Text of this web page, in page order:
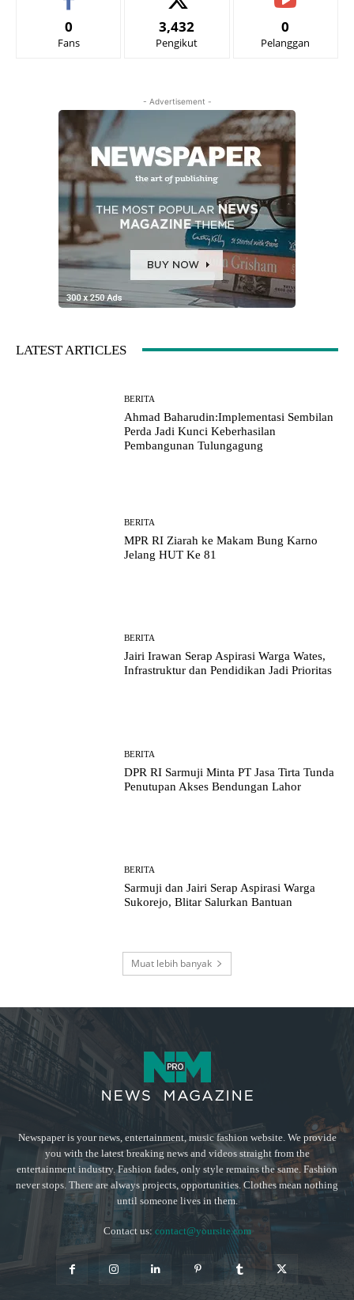
0
Fans
3,432
Pengikut
0
Pelanggan
- Advertisement -
LATEST ARTICLES
BERITA
Ahmad Baharudin:Implementasi Sembilan
Perda Jadi Kunci Keberhasilan
Pembangunan Tulungagung
BERITA
MPR RI Ziarah ke Makam Bung Karno
Jelang HUT Ke 81
BERITA
Jairi Irawan Serap Aspirasi Warga Wates,
Infrastruktur dan Pendidikan Jadi Prioritas
BERITA
DPR RI Sarmuji Minta PT Jasa Tirta Tunda
Penutupan Akses Bendungan Lahor
BERITA
Sarmuji dan Jairi Serap Aspirasi Warga
Sukorejo, Blitar Salurkan Bantuan
Muat lebih banyak
Newspaper is your news, entertainment, music fashion website. We provide
you with the latest breaking news and videos straight from the
entertainment industry. Fashion fades, only style remains the same. Fashion
never stops. There are always projects, opportunities. Clothes mean nothing
until someone lives in them.
Contact us: contact@yoursite.com